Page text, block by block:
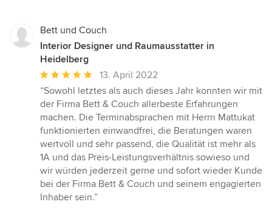
Bett und Couch
Interior Designer und Raumausstatter in
Heidelberg
Durchschnittliche
Bewertung:
5
von
5
Sternen
13. April 2022
“Sowohl letztes als auch dieses Jahr konnten wir mit
der Firma Bett & Couch allerbeste Erfahrungen
machen. Die Terminabsprachen mit Herrn Mattukat
funktionierten einwandfrei, die Beratungen waren
wertvoll und sehr passend, die Qualität ist mehr als
1A und das Preis-Leistungsverhältnis sowieso und
wir würden jederzeit gerne und sofort wieder Kunde
bei der Firma Bett & Couch und seinem engagierten
Inhaber sein.”